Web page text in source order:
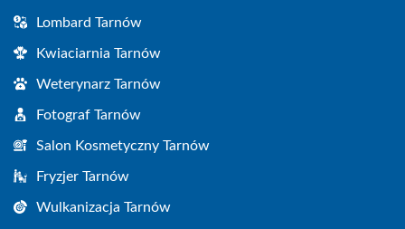
Lombard Tarnów
Kwiaciarnia Tarnów
Weterynarz Tarnów
Fotograf Tarnów
Salon Kosmetyczny Tarnów
Fryzjer Tarnów
Wulkanizacja Tarnów